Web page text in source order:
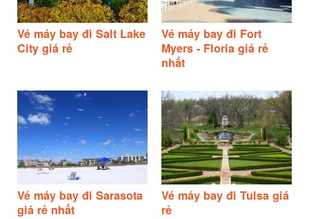
Vé máy bay đi Salt Lake
City giá rẻ
Vé máy bay đi Fort
Myers - Floria giá rẻ
nhất
Vé máy bay đi Sarasota
giá rẻ nhất
Vé máy bay đi Tulsa giá
rẻ